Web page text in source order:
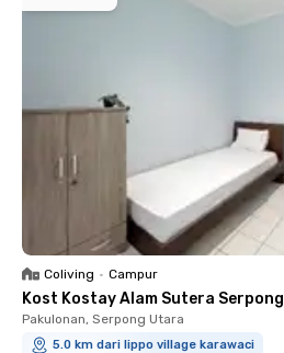
Coliving • Campur
Kost Kostay Alam Sutera Serpong
Pakulonan, Serpong Utara
5.0 km dari lippo village karawaci